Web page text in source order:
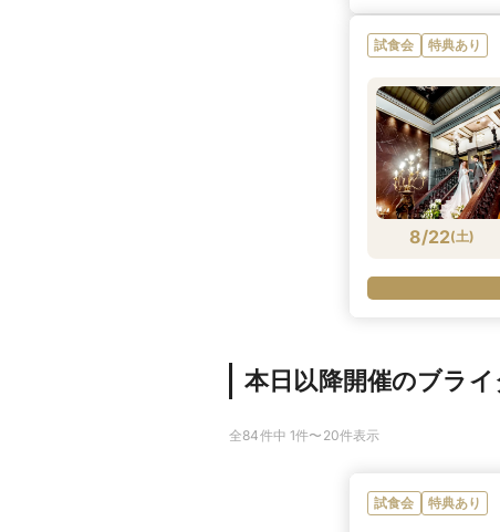
試食会 特典あり
8/22(土)
本日以降開催のブラ
全84件中 1件〜20件表示
試食会 特典あり